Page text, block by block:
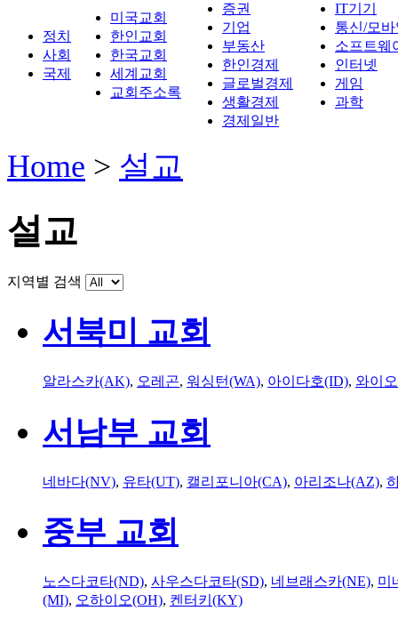
정치
사회
국제
미국교회
한인교회
한국교회
세계교회
교회주소록
증권
기업
부동산
한인경제
글로벌경제
생활경제
경제일반
IT기기
통신/모
소프트웨
인터넷
게임
과학
Home > 설교
설교
지역별 검색
서북미 교회
알라스카(AK), 오레곤, 워싱턴(WA), 아이다호(ID), 와이
서남부 교회
네바다(NV), 유타(UT), 캘리포니아(CA), 아리조나(AZ),
중부 교회
노스다코타(ND), 사우스다코타(SD), 네브래스카(NE), 미
(MI), 오하이오(OH), 켄터키(KY)